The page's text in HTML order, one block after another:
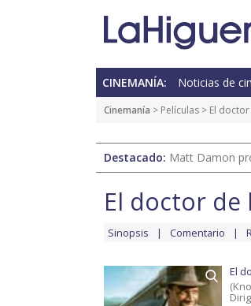
CINEMANÍA: Noticias de
Cinemanía > Películas > El
Destacado: Matt Damon
El doctor de
Sinopsis Comentario
El